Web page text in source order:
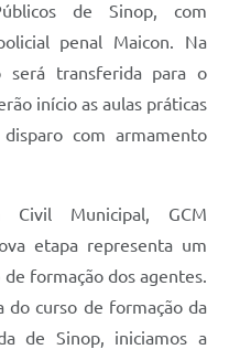
de Sinop, com
penal Maicon. Na
será transferida para o
início as aulas práticas
com armamento
Civil Municipal, GCM
etapa representa um
formação dos agentes.
do curso de formação da
de Sinop, iniciamos a